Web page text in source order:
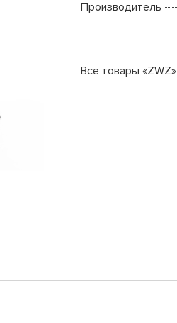
Производитель
Все товары «ZWZ»